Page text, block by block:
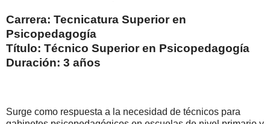
Carrera: Tecnicatura Superior en
Psicopedagogía
Título: Técnico Superior en Psicopedagogía
Duración: 3 años
Surge como respuesta a la necesidad de técnicos para